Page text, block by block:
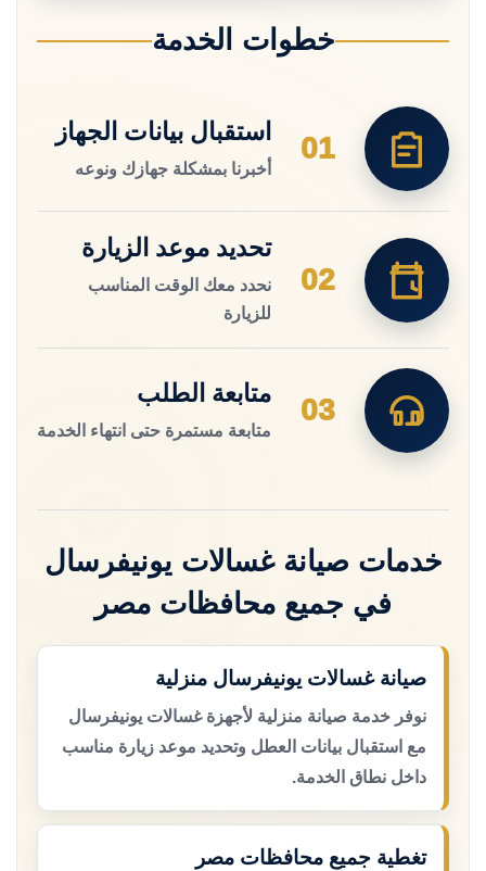
خطوات الخدمة
01
استقبال بيانات الجهاز
أخبرنا بمشكلة جهازك ونوعه
02
تحديد موعد الزيارة
نحدد معك الوقت المناسب
للزيارة
03
متابعة الطلب
متابعة مستمرة حتى انتهاء الخدمة
خدمات صيانة غسالات يونيفرسال
في جميع محافظات مصر
صيانة غسالات يونيفرسال منزلية
نوفر خدمة صيانة منزلية لأجهزة غسالات يونيفرسال
مع استقبال بيانات العطل وتحديد موعد زيارة مناسب
داخل نطاق الخدمة.
تغطية جميع محافظات مصر